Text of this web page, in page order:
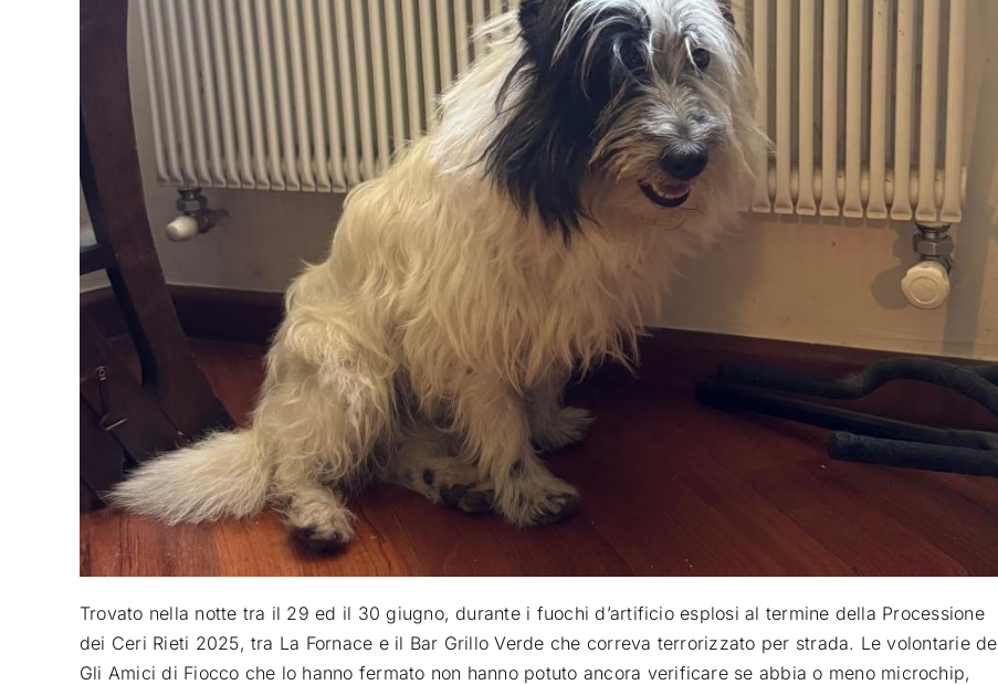
Trovato nella notte tra il 29 ed il 30 giugno, durante i fuochi d’artificio esplosi al termine della Processione
dei Ceri Rieti 2025, tra La Fornace e il Bar Grillo Verde che correva terrorizzato per strada. Le volontarie de
Gli Amici di Fiocco che lo hanno fermato non hanno potuto ancora verificare se abbia o meno microchip,